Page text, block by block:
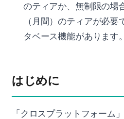
のティアか、無制限の場
（月間）のティアが必
タベース機能があります。
はじめに
「クロスプラットフォーム